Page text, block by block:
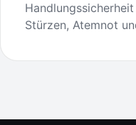
Stürzen, Atemnot